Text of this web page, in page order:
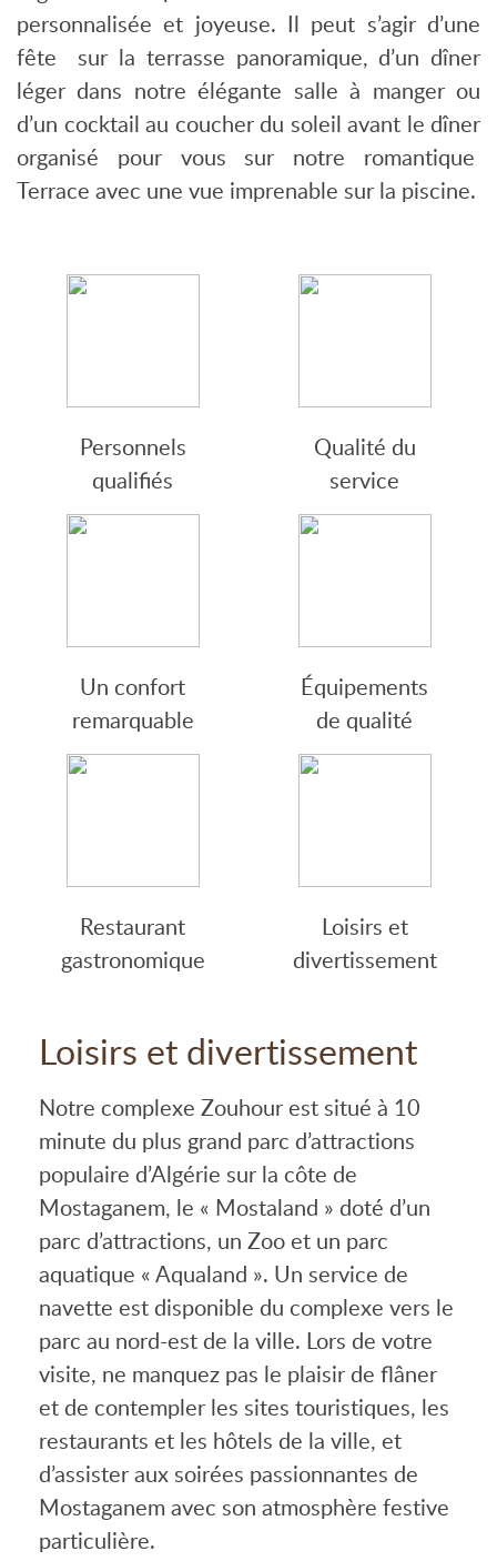
personnalisée et joyeuse. Il peut s’agir d’une
fête sur la terrasse panoramique, d’un dîner
léger dans notre élégante salle à manger ou
d’un cocktail au coucher du soleil avant le dîner
organisé pour vous sur notre romantique
Terrace avec une vue imprenable sur la piscine.
Personnels
qualifiés
Qualité du
service
Un confort
remarquable
Équipements
de qualité
Restaurant
gastronomique
Loisirs et
divertissement
Loisirs et divertissement
Notre complexe Zouhour est situé à 10
minute du plus grand parc d’attractions
populaire d’Algérie sur la côte de
Mostaganem, le « Mostaland » doté d’un
parc d’attractions, un Zoo et un parc
aquatique « Aqualand ». Un service de
navette est disponible du complexe vers le
parc au nord-est de la ville. Lors de votre
visite, ne manquez pas le plaisir de flâner
et de contempler les sites touristiques, les
restaurants et les hôtels de la ville, et
d’assister aux soirées passionnantes de
Mostaganem avec son atmosphère festive
particulière.